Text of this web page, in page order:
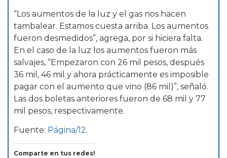
“Los aumentos de la luz y el gas nos hacen
tambalear. Estamos cuesta arriba. Los aumentos
fueron desmedidos”, agrega, por si hiciera falta.
En el caso de la luz los aumentos fueron más
salvajes, “Empezaron con 26 mil pesos, después
36 mil, 46 mil y ahora prácticamente es imposible
pagar con el aumento que vino (86 mil)”, señaló.
Las dos boletas anteriores fueron de 68 mil y 77
mil pesos, respectivamente.
Fuente: Página/12.
Comparte en tus redes!